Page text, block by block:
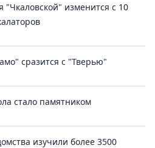
"Чкаловской" изменится с 10
сразится с "Тверью"
стало памятником
изучили более 3500